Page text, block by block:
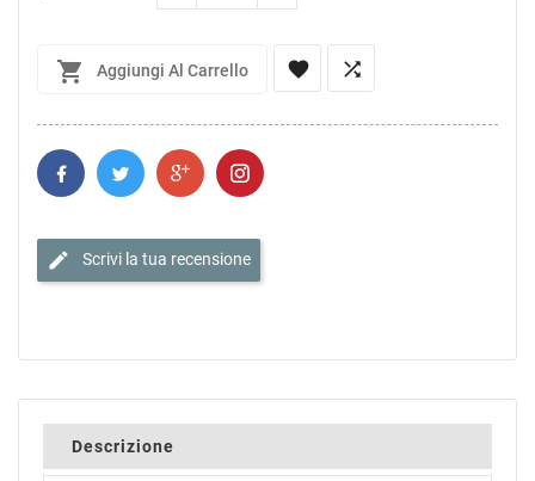
 Aggiungi Al Carrello  
edit Scrivi la tua recensione
Descrizione